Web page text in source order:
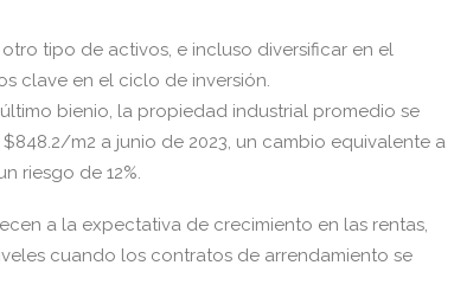
tipo de activos, e incluso diversificar en el
clave en el ciclo de inversión.
bienio, la propiedad industrial promedio se
m2 a junio de 2023, un cambio equivalente a
riesgo de 12%.
a la expectativa de crecimiento en las rentas,
cuando los contratos de arrendamiento se